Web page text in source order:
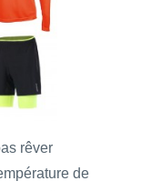
rêver
de